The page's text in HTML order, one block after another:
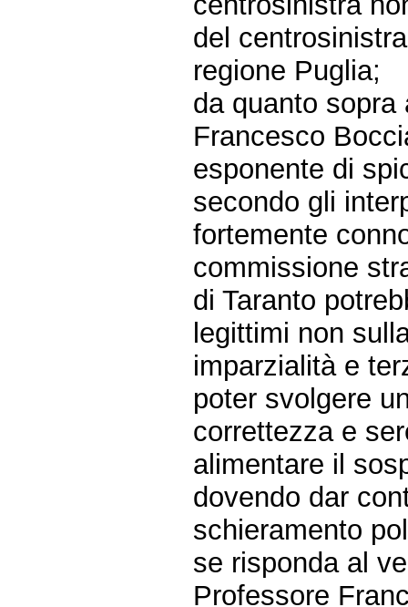
del
regione Puglia;
da quanto
Francesco
esponente di
secondo gli
fortemente
commissione
di Taranto
legittimi non
imparzialità e
poter svolgere
correttezza e
alimentare il
dovendo dar
schieramento
se risponda al
Professore